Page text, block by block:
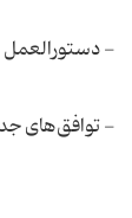
-
- توافق‌های